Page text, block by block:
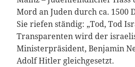
Mord an Juden durch ca. 1500
Sie riefen ständig: „Tod, Tod
Transparenten wird der
Ministerpräsident, Benjamin
Adolf Hitler gleichgesetzt.